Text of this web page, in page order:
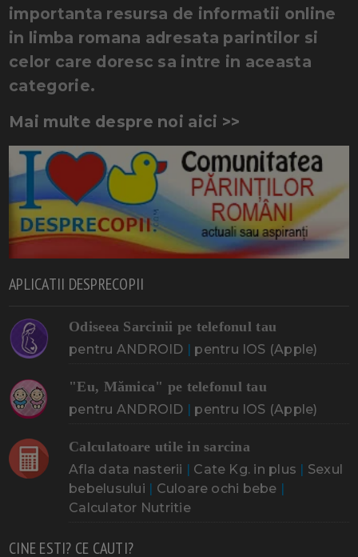
importanta resursa de informatii online
in limba romana adresata parintilor si
celor care doresc sa intre in aceasta
categorie.
Mai multe despre noi aici >>
APLICATII DESPRECOPII
Odiseea Sarcinii pe telefonul tau
pentru ANDROID | pentru IOS (Apple)
"Eu, Mămica" pe telefonul tau
pentru ANDROID | pentru IOS (Apple)
Calculatoare utile in sarcina
Afla data nasterii | Cate Kg. in plus | Sexul
bebelusului | Culoare ochi bebe |
Calculator Nutritie
CINE ESTI? CE CAUTI?